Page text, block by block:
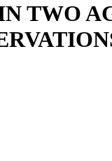
TWO